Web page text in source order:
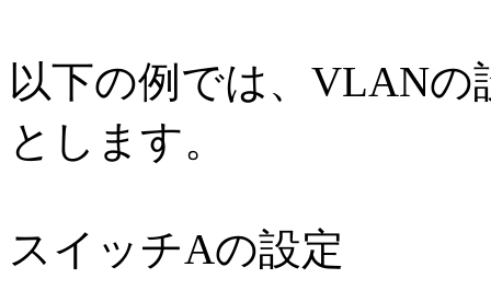
以下の例では、VLAN
とします。
スイッチAの設定